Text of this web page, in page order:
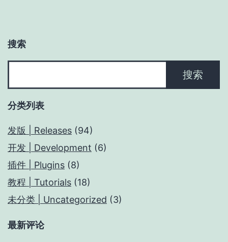
搜索
搜索
分类列表
发版 | Releases (94)
开发 | Development (6)
插件 | Plugins (8)
教程 | Tutorials (18)
未分类 | Uncategorized (3)
最新评论